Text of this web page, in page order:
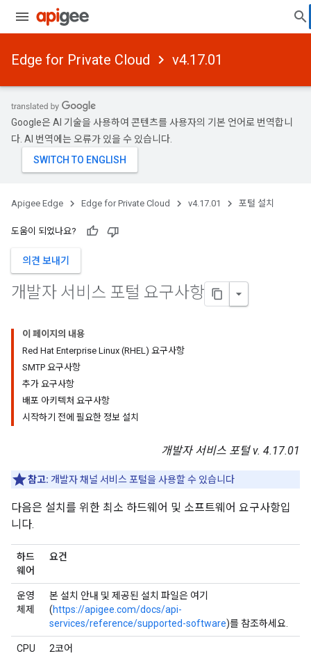
Edge for Private Cloud v4.17.01
Google은 AI 기술을 사용하여 콘텐츠를 사용자의 기본 언어로 번역합니
다. AI 번역에는 오류가 있을 수 있습니다.
Apigee Edge Edge for Private Cloud v4.17.01 포털 설치
도움이 되었나요?
의견 보내기
개발자 서비스 포털 요구사항
이 페이지의 내용
Red Hat Enterprise Linux (RHEL) 요구사항
SMTP 요구사항
추가 요구사항
배포 아키텍처 요구사항
시작하기 전에 필요한 정보 설치
개발자 서비스 포털 v. 4.17.01
참고: 개발자 채널 서비스 포털을 사용할 수 있습니다
다음은 설치를 위한 최소 하드웨어 및 소프트웨어 요구사항입
니다.
하드
웨어
요건
운영
체제
본 설치 안내 및 제공된 설치 파일은 여기
(https://apigee.com/docs/api-
services/reference/supported-software)를 참조하세요.
CPU 2코어